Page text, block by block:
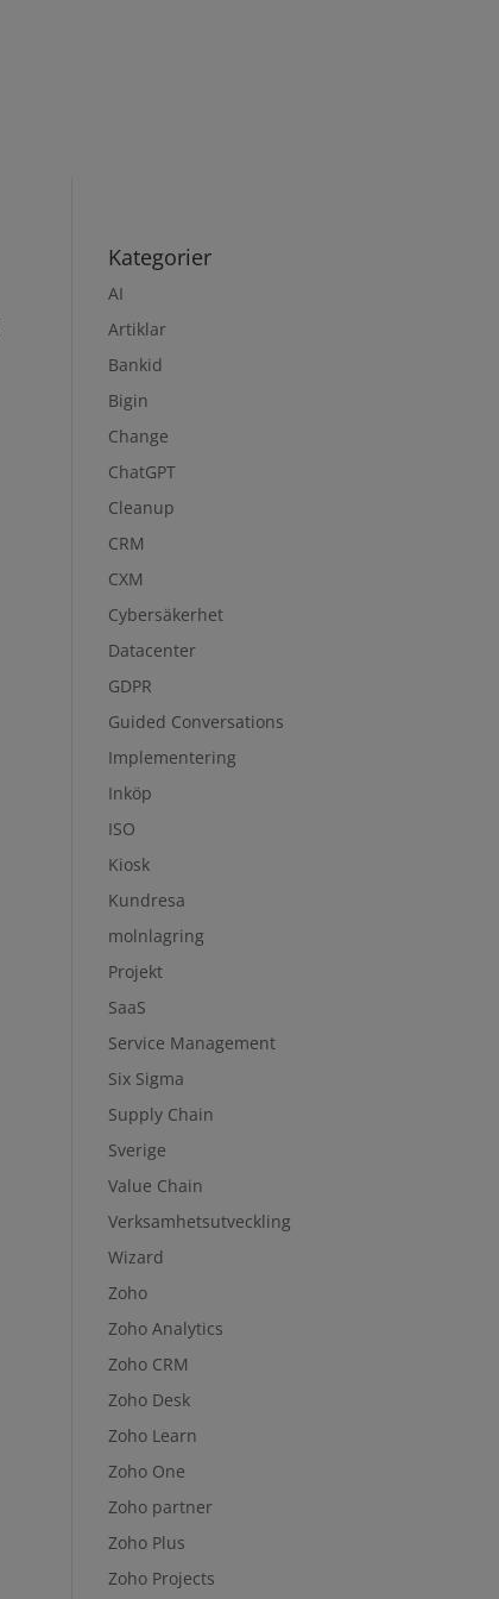
Kategorier
AI
Artiklar
Bankid
Bigin
Change
ChatGPT
Cleanup
CRM
CXM
Cybersäkerhet
Datacenter
GDPR
Guided Conversations
Implementering
Inköp
ISO
Kiosk
Kundresa
molnlagring
Projekt
SaaS
Service Management
Six Sigma
Supply Chain
Sverige
Value Chain
Verksamhetsutveckling
Wizard
Zoho
Zoho Analytics
Zoho CRM
Zoho Desk
Zoho Learn
Zoho One
Zoho partner
Zoho Plus
Zoho Projects